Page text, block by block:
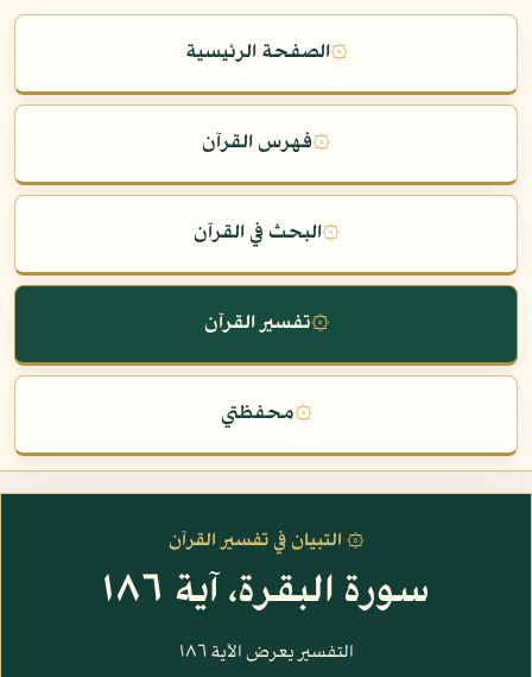
۞الصفحة الرئيسية
۞فهرس القرآن
۞البحث في القرآن
۞تفسير القرآن
۞محفظتي
۞ التبيان في تفسير القرآن
سورة البقرة، آية ١٨٦
التفسير يعرض الآية ١٨٦